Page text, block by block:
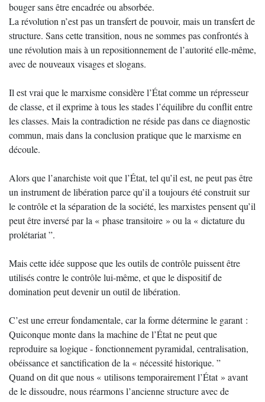
bouger sans être encadrée ou absorbée.
La révolution n’est pas un transfert de pouvoir, mais un transfert de
structure. Sans cette transition, nous ne sommes pas confrontés à
une révolution mais à un repositionnement de l’autorité elle-même,
avec de nouveaux visages et slogans.
Il est vrai que le marxisme considère l’État comme un répresseur
de classe, et il exprime à tous les stades l’équilibre du conflit entre
les classes. Mais la contradiction ne réside pas dans ce diagnostic
commun, mais dans la conclusion pratique que le marxisme en
découle.
Alors que l’anarchiste voit que l’État, tel qu’il est, ne peut pas être
un instrument de libération parce qu’il a toujours été construit sur
le contrôle et la séparation de la société, les marxistes pensent qu’il
peut être inversé par la « phase transitoire » ou la « dictature du
prolétariat ”.
Mais cette idée suppose que les outils de contrôle puissent être
utilisés contre le contrôle lui-même, et que le dispositif de
domination peut devenir un outil de libération.
C’est une erreur fondamentale, car la forme détermine le garant :
Quiconque monte dans la machine de l’État ne peut que
reproduire sa logique - fonctionnement pyramidal, centralisation,
obéissance et sanctification de la « nécessité historique. ”
Quand on dit que nous « utilisons temporairement l’État » avant
de le dissoudre, nous réarmons l’ancienne structure avec de